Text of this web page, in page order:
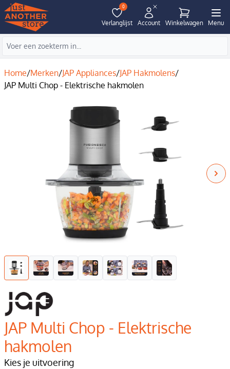
0
Verlanglijst Account Winkelwagen Menu
Home/Merken/JAP Appliances/JAP Hakmolens/
JAP Multi Chop - Elektrische hakmolen
JAP Multi Chop - Elektrische
hakmolen
Kies je uitvoering